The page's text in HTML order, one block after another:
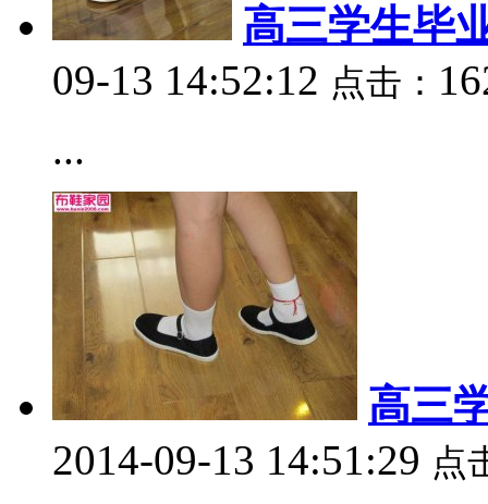
高三学生毕
09-13 14:52:12 点击：
...
高三
2014-09-13 14:51:29 点